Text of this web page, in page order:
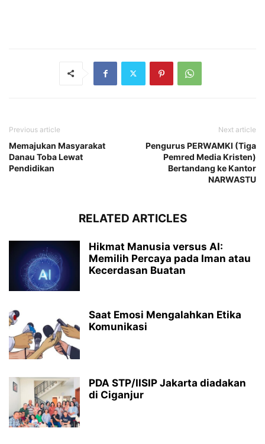
Previous article
Memajukan Masyarakat
Danau Toba Lewat
Pendidikan
Next article
Pengurus PERWAMKI (Tiga
Pemred Media Kristen)
Bertandang ke Kantor
NARWASTU
RELATED ARTICLES
Hikmat Manusia versus AI:
Memilih Percaya pada Iman atau
Kecerdasan Buatan
Saat Emosi Mengalahkan Etika
Komunikasi
PDA STP/IISIP Jakarta diadakan
di Ciganjur